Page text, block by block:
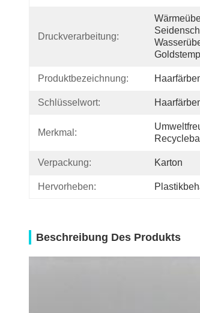
Druckverarbeitung:
Produktbezeichnung:
Schlüsselwort:
Merkmal:
Verpackung: Karton
Hervorheben:
Beschreibung Des Produkts